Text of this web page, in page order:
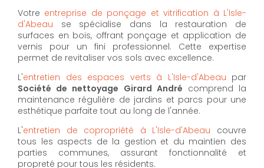
Votre entreprise de ponçage et vitrification à L'Isle-
d'Abeau se spécialise dans la restauration de
surfaces en bois, offrant ponçage et application de
vernis pour un fini professionnel. Cette expertise
permet de revitaliser vos sols avec excellence.
L'entretien des espaces verts à L'Isle-d'Abeau par
Société de nettoyage Girard André comprend la
maintenance régulière de jardins et parcs pour une
esthétique parfaite tout au long de l'année.
L'entretien de copropriété à L'Isle-d'Abeau couvre
tous les aspects de la gestion et du maintien des
parties communes, assurant fonctionnalité et
propreté pour tous les résidents.